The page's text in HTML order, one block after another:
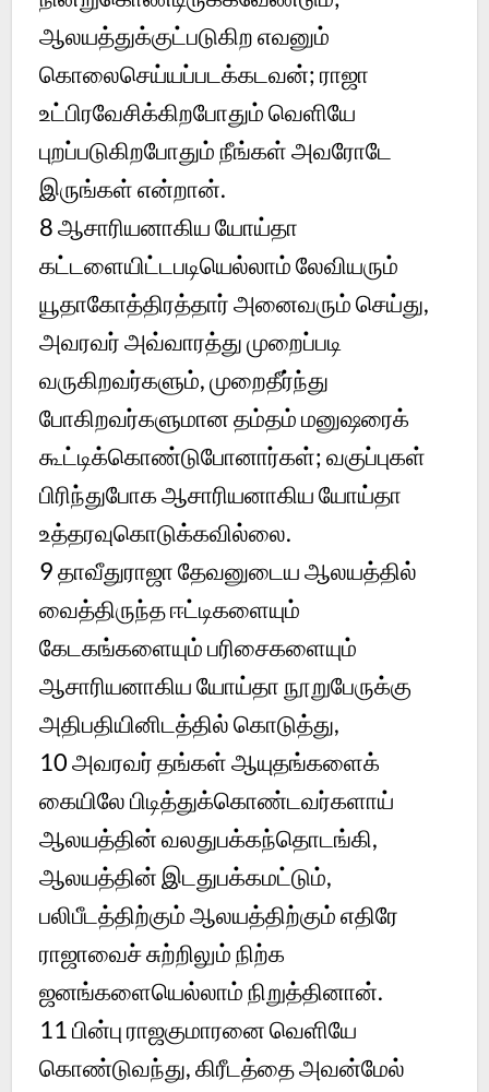
ஆலயத்துக்குட்படுகிற எவனும்
கொலைசெய்யப்படக்கடவன்; ராஜா
உட்பிரவேசிக்கிறபோதும் வெளியே
புறப்படுகிறபோதும் நீங்கள் அவரோடே
இருங்கள் என்றான்.
8ஆசாரியனாகிய யோய்தா
கட்டளையிட்டபடியெல்லாம் லேவியரும்
யூதாகோத்திரத்தார் அனைவரும் செய்து,
அவரவர் அவ்வாரத்து முறைப்படி
வருகிறவர்களும், முறைதீர்ந்து
போகிறவர்களுமான தம்தம் மனுஷரைக்
கூட்டிக்கொண்டுபோனார்கள்; வகுப்புகள்
பிரிந்துபோக ஆசாரியனாகிய யோய்தா
உத்தரவுகொடுக்கவில்லை.
9தாவீதுராஜா தேவனுடைய ஆலயத்தில்
வைத்திருந்த ஈட்டிகளையும்
கேடகங்களையும் பரிசைகளையும்
ஆசாரியனாகிய யோய்தா நூறுபேருக்கு
அதிபதியினிடத்தில் கொடுத்து,
10அவரவர் தங்கள் ஆயுதங்களைக்
கையிலே பிடித்துக்கொண்டவர்களாய்
ஆலயத்தின் வலதுபக்கந்தொடங்கி,
ஆலயத்தின் இடதுபக்கமட்டும்,
பலிபீடத்திற்கும் ஆலயத்திற்கும் எதிரே
ராஜாவைச் சுற்றிலும் நிற்க
ஜனங்களையெல்லாம் நிறுத்தினான்.
11பின்பு ராஜகுமாரனை வெளியே
கொண்டுவந்து, கிரீடத்தை அவன்மேல்